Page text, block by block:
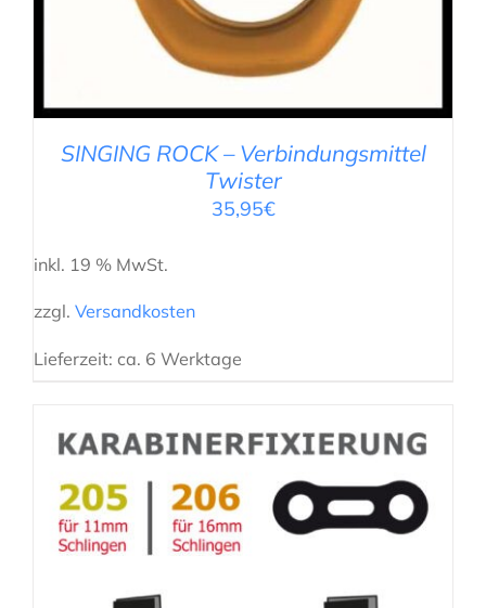
SINGING ROCK – Verbindungsmittel
Twister
35,95€
inkl. 19 % MwSt.
zzgl. Versandkosten
Lieferzeit: ca. 6 Werktage